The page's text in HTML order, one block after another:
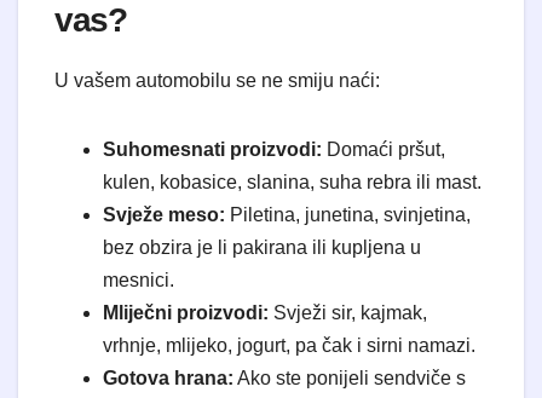
vas?
U vašem automobilu se ne smiju naći:
Suhomesnati proizvodi: Domaći pršut,
kulen, kobasice, slanina, suha rebra ili mast.
Svježe meso: Piletina, junetina, svinjetina,
bez obzira je li pakirana ili kupljena u
mesnici.
Mliječni proizvodi: Svježi sir, kajmak,
vrhnje, mlijeko, jogurt, pa čak i sirni namazi.
Gotova hrana: Ako ste ponijeli sendviče s